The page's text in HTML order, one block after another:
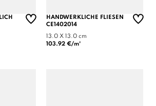
HANDWERKLICHE FLIESEN
CE1402014
13.0 X 13.0 cm
103.92 €/m²